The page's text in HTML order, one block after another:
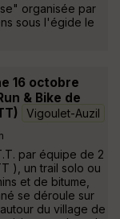
organisée par
sous l'égide le
16 octobre
& Bike de
Vigoulet-Auzil
par équipe de 2
), un trail solo ou
et de bitume,
se déroule sur
du village de